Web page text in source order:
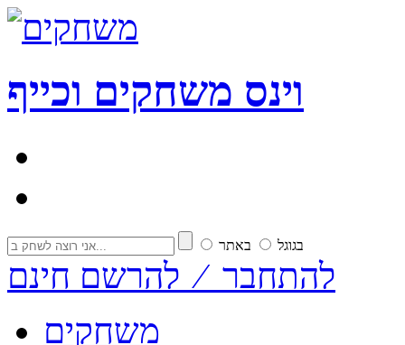
וינס משחקים וכייף
בגוגל באתר
להתחבר ⁄ להרשם חינם
משחקים